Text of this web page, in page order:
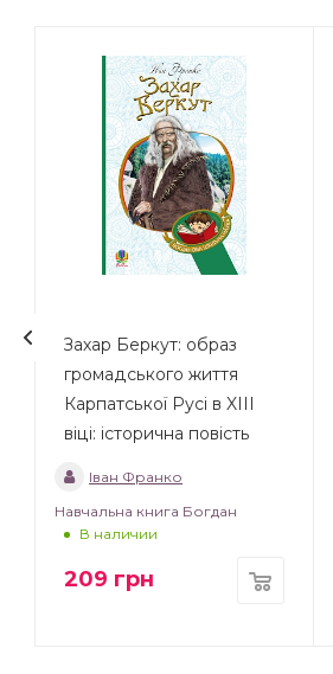
Захар Беркут: образ
громадського життя
Карпатської Русі в XIII
віці: історична повість
Іван Франко
Навчальна книга Богдан
В наличии
209 грн